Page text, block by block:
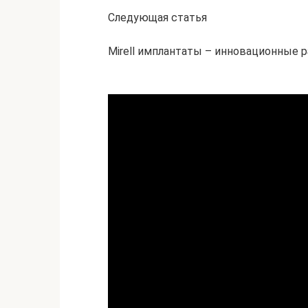
Следующая статья
Mirell имплантаты – инновационные